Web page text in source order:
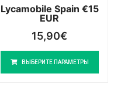
Lycamobile Spain €15
EUR
15,90€
ВЫБЕРИТЕ ПАРАМЕТРЫ